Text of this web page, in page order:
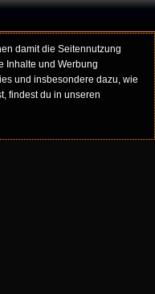
damit die Seitennutzung
Inhalte und Werbung
und insbesondere dazu, wie
findest du in unseren